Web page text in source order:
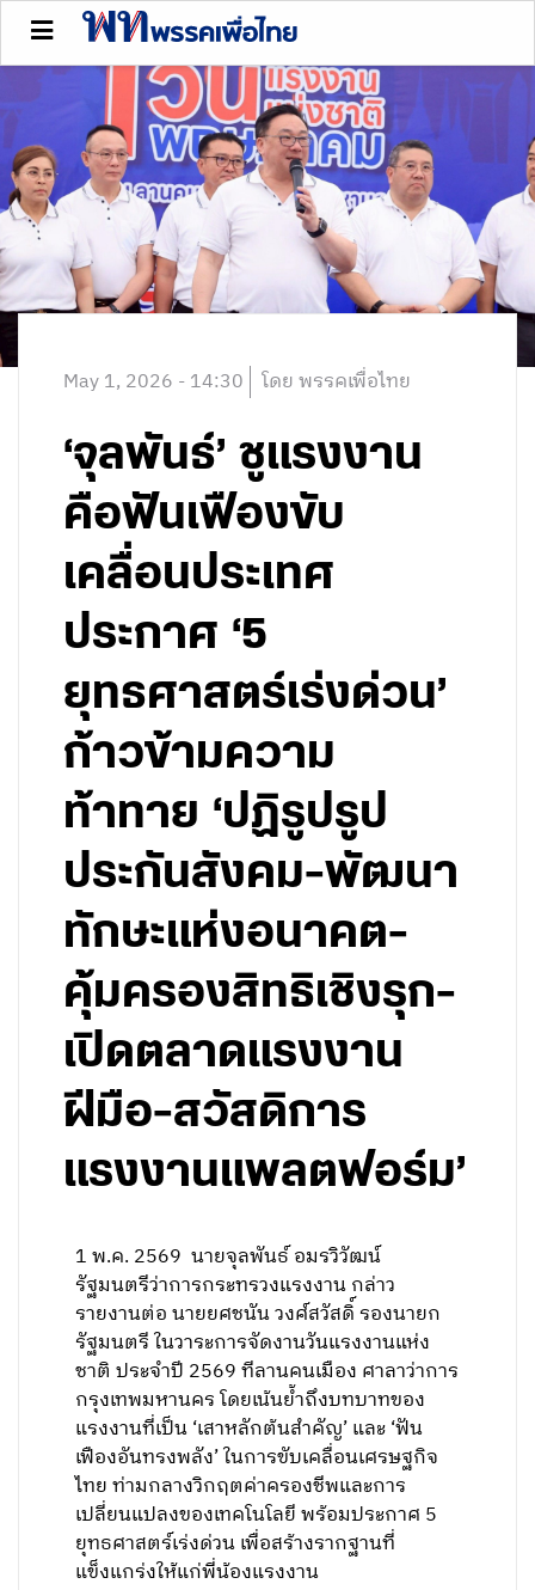
May 1, 2026 - 14:30 โดย พรรคเพื่อไทย
‘จุลพันธ์’ ชูแรงงาน
คือฟันเฟืองขับ
เคลื่อนประเทศ
ประกาศ ‘5
ยุทธศาสตร์เร่งด่วน’
ก้าวข้ามความ
ท้าทาย ‘ปฏิรูปรูป
ประกันสังคม-พัฒนา
ทักษะแห่งอนาคต-
คุ้มครองสิทธิเชิงรุก-
เปิดตลาดแรงงาน
ฝีมือ-สวัสดิการ
แรงงานแพลตฟอร์ม’
1 พ.ค. 2569 นายจุลพันธ์ อมรวิวัฒน์
รัฐมนตรีว่าการกระทรวงแรงงาน กล่าว
รายงานต่อ นายยศชนัน วงศ์สวัสดิ์ รองนายก
รัฐมนตรี ในวาระการจัดงานวันแรงงานแห่ง
ชาติ ประจำปี 2569 ทีลานคนเมือง ศาลาว่าการ
กรุงเทพมหานคร โดยเน้นย้ำถึงบทบาทของ
แรงงานที่เป็น ‘เสาหลักต้นสำคัญ’ และ ‘ฟัน
เฟืองอันทรงพลัง’ ในการขับเคลื่อนเศรษฐกิจ
ไทย ท่ามกลางวิกฤตค่าครองชีพและการ
เปลี่ยนแปลงของเทคโนโลยี พร้อมประกาศ 5
ยุทธศาสตร์เร่งด่วน เพื่อสร้างรากฐานที่
แข็งแกร่งให้แก่พี่น้องแรงงาน